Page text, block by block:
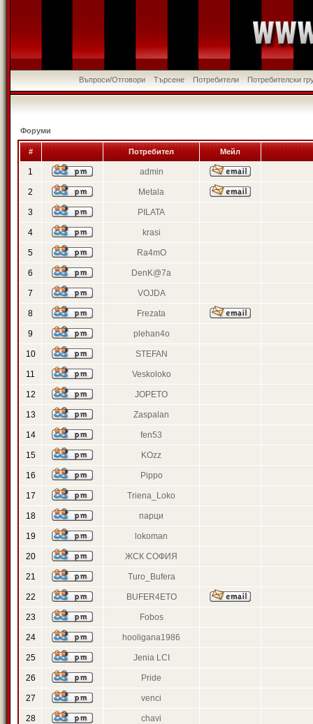
Въпроси/Отговори Търсене Потребители Потребителски
Форуми
# Потребител Мейл
1 admin
2 Metala
3 PILATA
4 krasi
5 Ra4mO
6 DenK@7a
7 VOJDA
8 Frezata
9 plehan4o
10 STEFAN
11 Veskoloko
12 JOPETO
13 Zaspalan
14 fen53
15 KOzz
16 Pippo
17 Triena_Loko
18 парци
19 lokoman
20 ЖСК СОФИЯ
21 Turo_Bufera
22 BUFER4ETO
23 Fobos
24 hooligana1986
25 Jenia LCI
26 Pride
27 venci
28 chavi